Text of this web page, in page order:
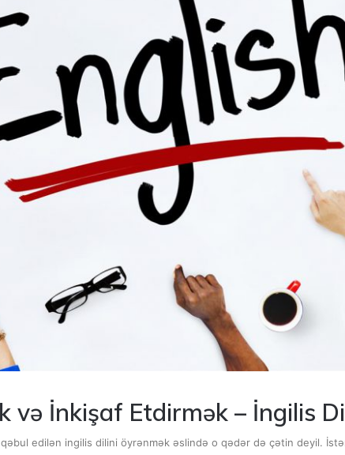
və İnkişaf Etdirmək – İngilis
edilən ingilis dilini öyrənmək əslində o qədər də çətin deyil.